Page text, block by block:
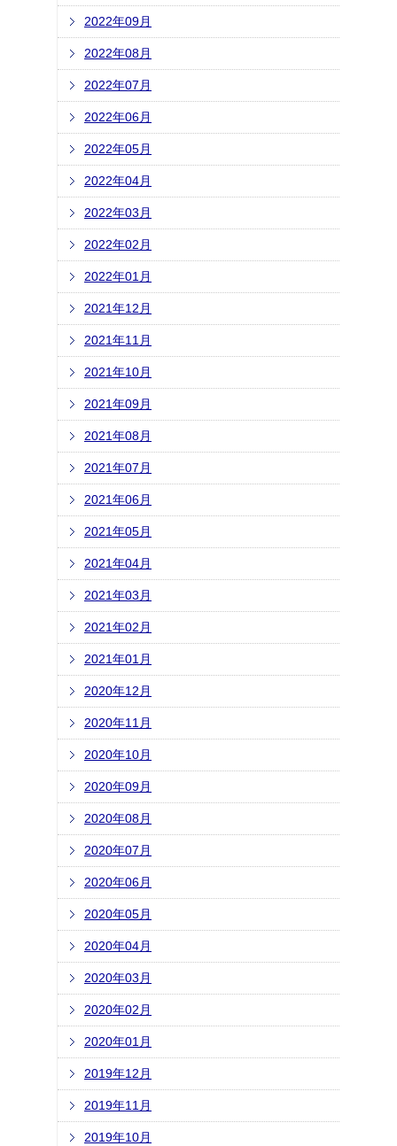
2022年09月
2022年08月
2022年07月
2022年06月
2022年05月
2022年04月
2022年03月
2022年02月
2022年01月
2021年12月
2021年11月
2021年10月
2021年09月
2021年08月
2021年07月
2021年06月
2021年05月
2021年04月
2021年03月
2021年02月
2021年01月
2020年12月
2020年11月
2020年10月
2020年09月
2020年08月
2020年07月
2020年06月
2020年05月
2020年04月
2020年03月
2020年02月
2020年01月
2019年12月
2019年11月
2019年10月